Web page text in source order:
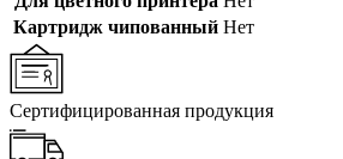
Картридж чипованный Нет
Сертифицированная продукция